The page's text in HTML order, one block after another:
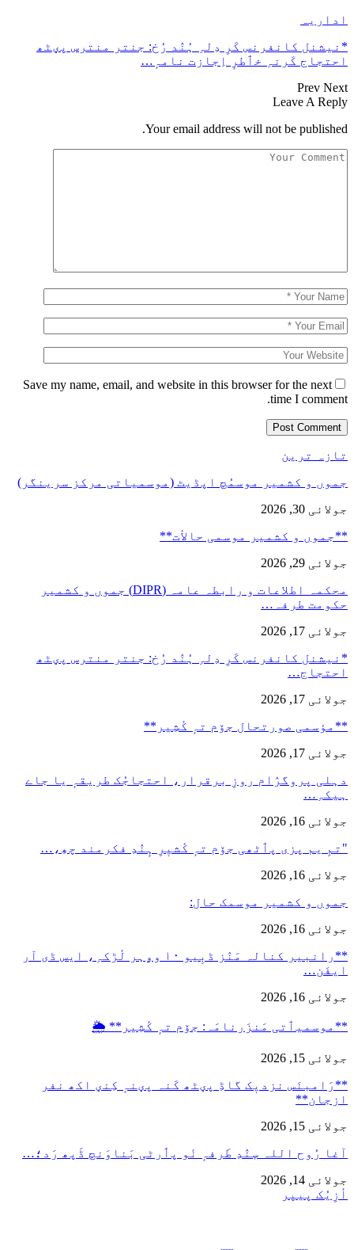
اداریہ
*نیشنل کانفرنس کَرِ دِلہِ ہُنٛد رُخ: جنتر منترس پؠٹھ
احتجاج کَرنہِ خٲطرٕ اِجازت نامہٕ…
Prev Next
Leave A Reply
Your email address will not be published.
Save my name, email, and website in this browser for the next
time I comment.
تازہ ترین
جموں و کشمیر موسمُچ اپڈیٹ (موسمیاتی مرکز سرینگر)
جولائی 30, 2026
**جموں و كشمیر موسمی حالأت**
جولائی 29, 2026
محکمہ اطلاعات و رابطہ عامہ (DIPR) جموں و کشمیر
حکومت طرفہ…
جولائی 17, 2026
*نیشنل کانفرنس کَرِ دِلہِ ہُنٛد رُخ: جنتر منترس پؠٹھ
احتجاج…
جولائی 17, 2026
**مؤسمی صورتحال جۆم تہٕ کٔشِیر**
جولائی 17, 2026
دہلی پروگرٛام روزِ برقرار، احتجاجُک طریقہٕ یا جاے
ہیکہِ…
جولائی 16, 2026
"تمِ یم پزی پٲٹھی جۆم تہٕ کٔشیٖرِ ہٕنٛدِ فکرمند چھِ،…
جولائی 16, 2026
جموں و کشمیر موسمک حال:
جولائی 16, 2026
**رانبیر کنالہ مَنٛز ڈبِیو ۱۰ وۄہر لٔڑکہِ، ایس ڈی آر
ایفَن…
جولائی 16, 2026
**موسمیٲتی مَنزَرنامَہ: جۆم تہٕ کٔشِیر** 🌦️
جولائی 15, 2026
**رَامبنَس نزدیٖک گاڈِ پؠٹھ کَنہ پؠنہٕ کِنؠ اکھ نفر
ازجان**
جولائی 15, 2026
آغا رُوح اللہ سٕنٛدِ طَرفہٕ نٔو پٲرٹی بَناوَنچ ڈَپھ رَد؛…
جولائی 14, 2026
أزِیُک پیپر